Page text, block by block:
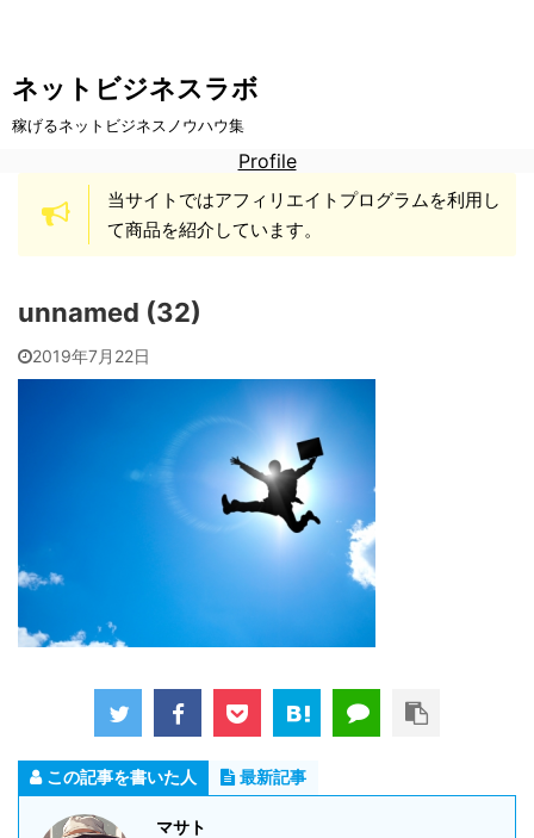
ネットビジネスラボ
稼げるネットビジネスノウハウ集
Profile
当サイトではアフィリエイトプログラムを利用し
て商品を紹介しています。
unnamed (32)
2019年7月22日
この記事を書いた人 最新記事
マサト